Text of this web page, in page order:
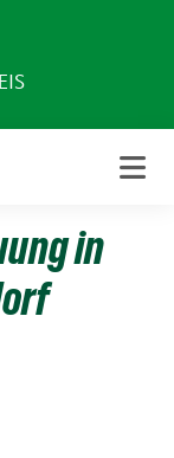
in